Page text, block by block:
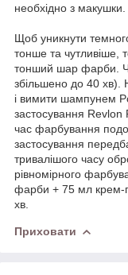
необхідно з макушки.
Щоб уникнути
тонше та чутливіше,
тонший шар фарби.
збільшено до 40 хв).
і вимити шампунем
застосування
час фарбування
застосування
тривалішого часу
рівномірного
фарби + 75 мл крем-
хв.
Приховати